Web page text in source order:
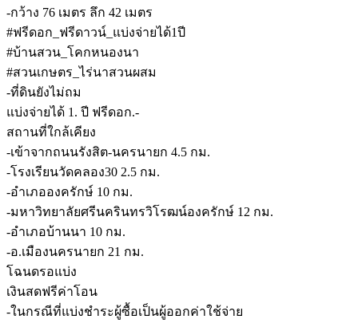
-กว้าง 76 เมตร ลึก 42 เมตร
#ฟรีดอก_ฟรีดาวน์_แบ่งจ่ายได้1ปี
#บ้านสวน_โคกหนองนา
#สวนเกษตร_ไร่นาสวนผสม
-ที่ดินยังไม่ถม
แบ่งจ่ายได้ 1. ปี ฟรีดอก.-
สถานที่ใกล้เคียง
-เข้าจากถนนรังสิต-นครนายก 4.5 กม.
-โรงเรียนวัดคลอง30 2.5 กม.
-อำเภอองครักษ์ 10 กม.
-มหาวิทยาลัยศรีนครินทรวิโรฒน์องครักษ์ 12 กม.
-อำเภอบ้านนา 10 กม.
-อ.เมืองนครนายก 21 กม.
โฉนดรอแบ่ง
เงินสดฟรีค่าโอน
-ในกรณีที่แบ่งชำระผู้ซื้อเป็นผู้ออกค่าใช้จ่าย